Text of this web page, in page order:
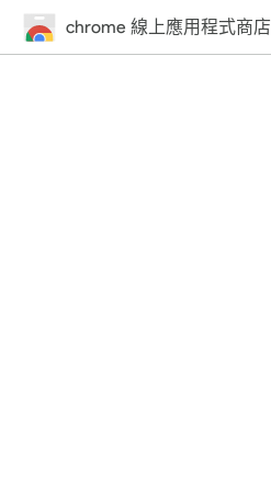
chrome 線上應用程式商店